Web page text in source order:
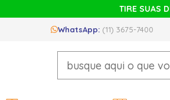
TIRE SUAS
WhatsApp: (11) 3675-7400